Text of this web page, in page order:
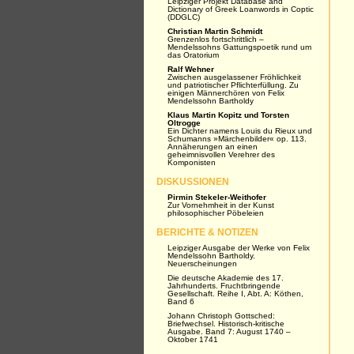
Dictionary of Greek Loanwords in Coptic
(DDGLC)
Christian Martin Schmidt
Grenzenlos fortschrittlich –
Mendelssohns Gattungspoetik rund um
das Oratorium
Ralf Wehner
Zwischen ausgelassener Fröhlichkeit
und patriotischer Pflichterfüllung. Zu
einigen Männerchören von Felix
Mendelssohn Bartholdy
Klaus Martin Kopitz und Torsten
Oltrogge
Ein Dichter namens Louis du Rieux und
Schumanns »Märchenbilder« op. 113.
Annäherungen an einen
geheimnisvollen Verehrer des
Komponisten
DISKUSSIONEN
Pirmin Stekeler-Weithofer
Zur Vornehmheit in der Kunst
philosophischer Pöbeleien
BERICHTE & NOTIZEN
Leipziger Ausgabe der Werke von Felix
Mendelssohn Bartholdy.
Neuerscheinungen
Die deutsche Akademie des 17.
Jahrhunderts. Fruchtbringende
Gesellschaft. Reihe I, Abt. A: Köthen,
Band 6
Johann Christoph Gottsched:
Briefwechsel. Historisch-kritische
Ausgabe. Band 7: August 1740 –
Oktober 1741